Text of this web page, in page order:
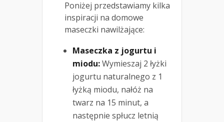
Poniżej przedstawiamy kilka
inspiracji na domowe
maseczki nawilżające:
Maseczka z jogurtu i
miodu:Wymieszaj 2 łyżki
jogurtu naturalnego z 1
łyżką miodu, nałóż na
twarz na 15 minut, a
następnie spłucz letnią